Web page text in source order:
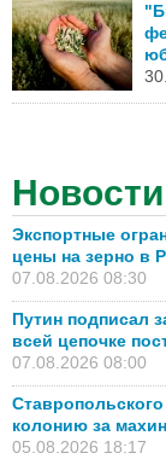
Новости
Экспортные
цены на зерно в
07.08.2026 08:30
Путин подписал
всей цепочке
07.08.2026 08:00
колонию за
05.08.2026 18:17